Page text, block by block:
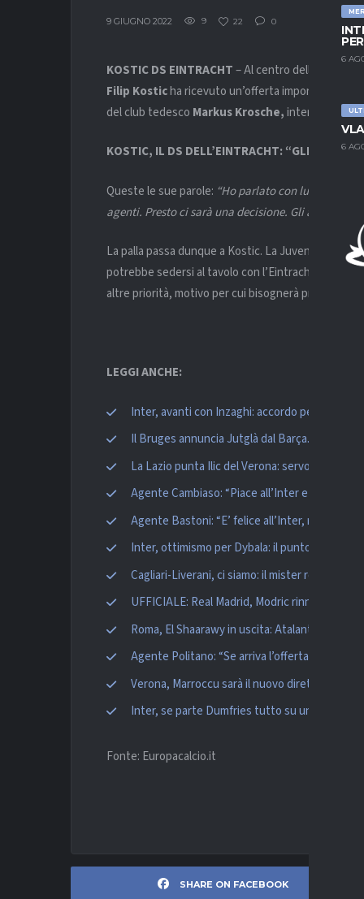
6
6
9 GIUGNO 2022 9 22 0
KOSTIC DS EINTRACHT– Al centro delle voci di
Filip Kosticha ricevuto un’offerta importante per
del club tedesco Markus Krosche,intervistato da
KOSTIC, IL DS DELL’EINTRACHT: “GLI ABBIAMO
Queste le sue parole: “Ho parlato con lui al
agenti. Prestoci sarà una decisione. Gli abbiamo
La palla passa dunque a Kostic. La Juventus
potrebbe sedersi al tavolo con l’Eintracht per
altre priorità, motivo per cui bisognerà
LEGGI ANCHE:
Inter, avanti con Inzaghi: accordo per il rinnovo
Il Bruges annuncia Jutglà dal Barça. De
La Lazio punta Ilic del Verona: servono circa 15
Agente Cambiaso: “Piace all’Inter e ad altri
Agente Bastoni: “E’ felice all’Inter, resterà
Inter, ottimismo per Dybala: il punto dopo
Cagliari-Liverani, ci siamo: il mister romano
UFFICIALE: Real Madrid, Modric rinnova il suo
Roma, El Shaarawy in uscita: Atalanta e Monza
Agente Politano: “Se arriva l’offerta può
Verona, Marroccu sarà il nuovo direttore
Inter, se parte Dumfries tutto su uno tra
Fonte: Europacalcio.it
SHARE ON FACEBOOK